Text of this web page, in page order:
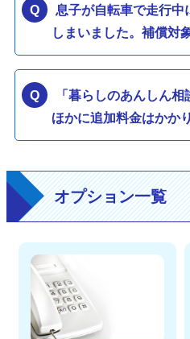
息子が自転車で走行中
しまいました。補償対
「暮らしのあんしん
ほかに追加料金はかか
オプション一覧